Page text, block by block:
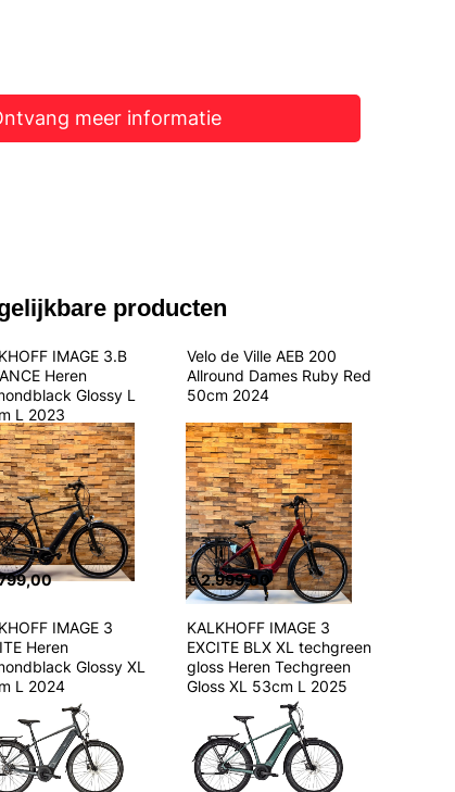
meer informatie
producten
IMAGE 3.B
Heren
Glossy L
L 2023
Velo de Ville AEB 200
Allround Dames Ruby Red
50cm 2024
€ 2.999,00
IMAGE 3
Heren
Glossy XL
L 2024
KALKHOFF IMAGE 3
EXCITE BLX XL techgreen
gloss Heren Techgreen
Gloss XL 53cm L 2025